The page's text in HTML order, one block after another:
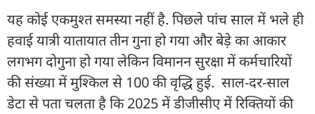
यह कोई एकमुश्त समस्या नहीं है. पिछले पांच साल में भले ही
हवाई यात्री यातायात तीन गुना हो गया और बेड़े का आकार
लगभग दोगुना हो गया लेकिन विमानन सुरक्षा में कर्मचारियों
की संख्या में मुश्किल से 100 की वृद्धि हुई. साल-दर-साल
डेटा से पता चलता है कि 2025 में डीजीसीए में रिक्तियों की